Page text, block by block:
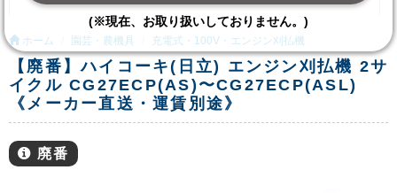
ホーム 園芸・農機具 充電式・100V・エンジン刈払機
【廃番】ハイコーキ(日立) エンジン刈払機 2サ
イクル CG27ECP(AS)〜CG27ECP(ASL)
《メーカー直送・運賃別途》
廃番
(※現在、お取り扱いしておりません。)